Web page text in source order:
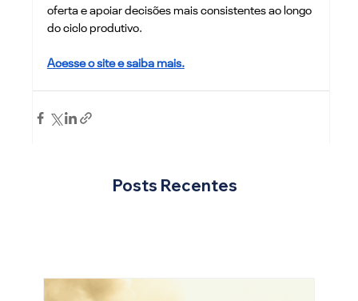
oferta e apoiar decisões mais consistentes ao longo
do ciclo produtivo.
Acesse o site e saiba mais.
Posts Recentes